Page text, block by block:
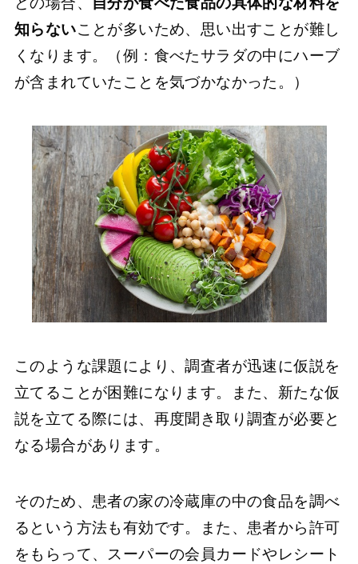
知らないことが多いため、思い出すことが難し
くなります。（例：食べたサラダの中にハーブ
が含まれていたことを気づかなかった。）
このような課題により、調査者が迅速に仮説を
立てることが困難になります。また、新たな仮
説を立てる際には、再度聞き取り調査が必要と
なる場合があります。
そのため、患者の家の冷蔵庫の中の食品を調べ
るという方法も有効です。また、患者から許可
をもらって、スーパーの会員カードやレシート